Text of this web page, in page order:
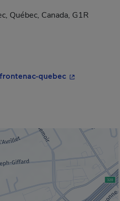
Québec, Canada, G1R
quebec- Cet